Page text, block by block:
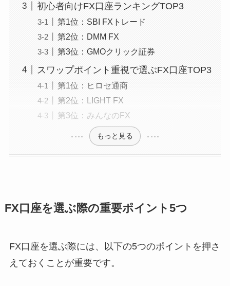
初心者向けFX口座ランキングTOP3
第1位：SBI FXトレード
第2位：DMM FX
第3位：GMOクリック証券
スワップポイント重視で選ぶFX口座TOP3
第1位：ヒロセ通商
第2位：LIGHT FX
第3位：みんなのFX
もっと見る
FX口座を選ぶ際の重要ポイント5つ
FX口座を選ぶ際には、以下の5つのポイントを押さ
えておくことが重要です。